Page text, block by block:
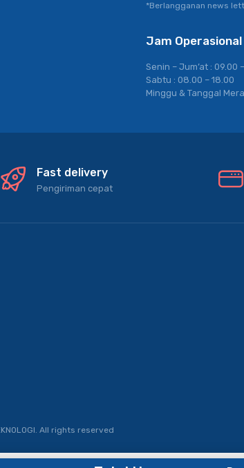
*Berlangganan news
Jam Operasional
Senin – Jum’at : 09.00
Sabtu : 08.00 – 18.00
Minggu & Tanggal
Fast delivery
Pengiriman cepat
All rights reserved